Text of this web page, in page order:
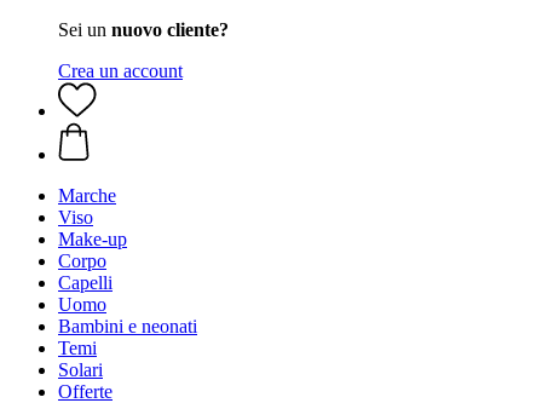
Sei un nuovo cliente?
Crea un account
Marche
Viso
Make-up
Corpo
Capelli
Uomo
Bambini e neonati
Temi
Solari
Offerte